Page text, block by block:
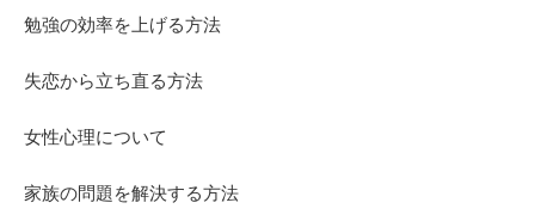
勉強の効率を上げる方法
失恋から立ち直る方法
女性心理について
家族の問題を解決する方法